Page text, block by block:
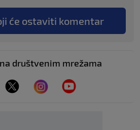
će ostaviti komentar
društvenim mrežama